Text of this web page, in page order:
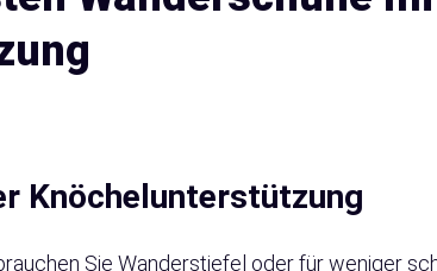
Knöchelunterstützung
Sie Wanderstiefel oder für weniger